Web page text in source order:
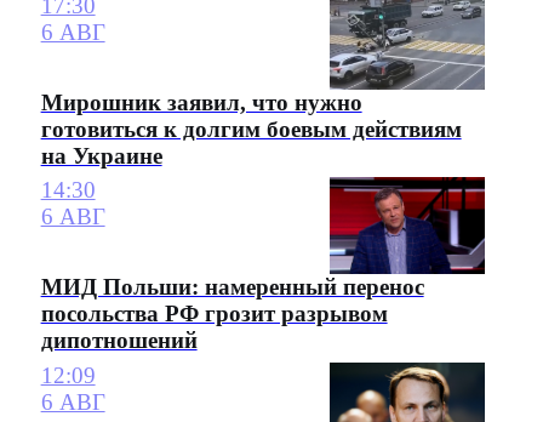
17:30
6 АВГ
Мирошник заявил, что нужно
готовиться к долгим боевым действиям
на Украине
14:30
6 АВГ
МИД Польши: намеренный перенос
посольства РФ грозит разрывом
дипотношений
12:09
6 АВГ